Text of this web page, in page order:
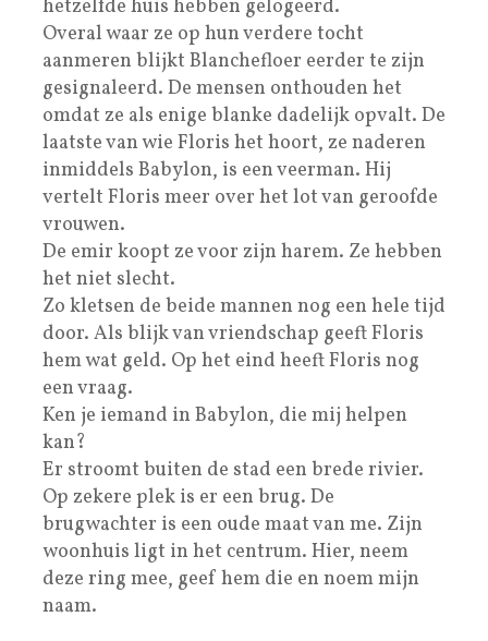
hetzelfde huis hebben gelogeerd.
Overal waar ze op hun verdere tocht
aanmeren blijkt Blanchefloer eerder te zijn
gesignaleerd. De mensen onthouden het
omdat ze als enige blanke dadelijk opvalt. De
laatste van wie Floris het hoort, ze naderen
inmiddels Babylon, is een veerman. Hij
vertelt Floris meer over het lot van geroofde
vrouwen.
De emir koopt ze voor zijn harem. Ze hebben
het niet slecht.
Zo kletsen de beide mannen nog een hele tijd
door. Als blijk van vriendschap geeft Floris
hem wat geld. Op het eind heeft Floris nog
een vraag.
Ken je iemand in Babylon, die mij helpen
kan?
Er stroomt buiten de stad een brede rivier.
Op zekere plek is er een brug. De
brugwachter is een oude maat van me. Zijn
woonhuis ligt in het centrum. Hier, neem
deze ring mee, geef hem die en noem mijn
naam.